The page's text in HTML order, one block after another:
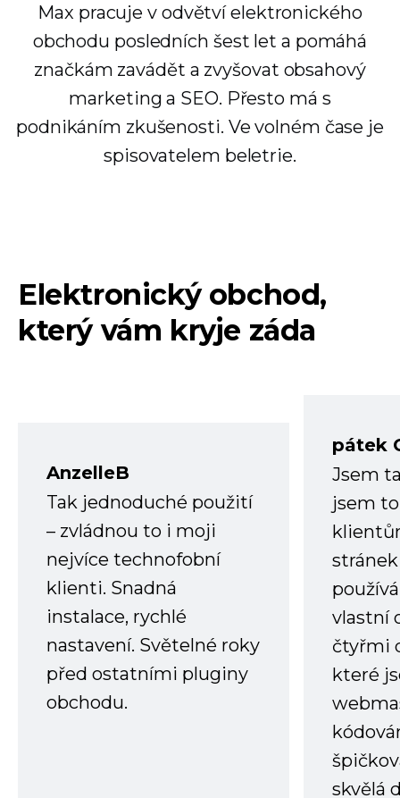
Max pracuje v odvětví elektronického
obchodu posledních šest let a pomáhá
značkám zavádět a zvyšovat obsahový
marketing a SEO. Přesto má s
podnikáním zkušenosti. Ve volném čase je
spisovatelem beletrie.
Elektronický obchod,
který vám kryje záda
AnzelleB
Tak jednoduché použití
– zvládnou to i moji
nejvíce technofobní
klienti. Snadná
instalace, rychlé
nastavení. Světelné roky
před ostatními pluginy
obchodu.
pátek
Jsem
jsem
vlastní
čtyřmi
které
skvělá